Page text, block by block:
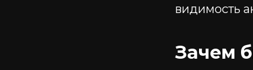
видимость
Зачем